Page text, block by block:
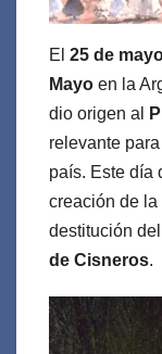
El 25 de
Mayo en la
dio origen al
relevante
país. Este día
creación de la
destitución
de Cisneros.